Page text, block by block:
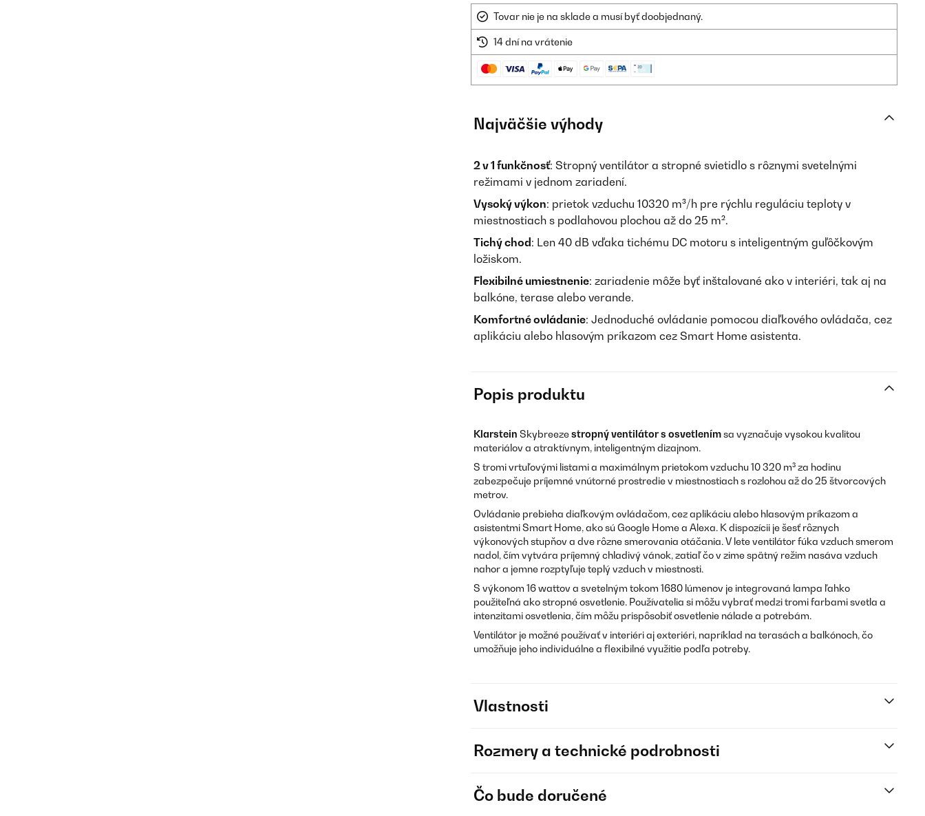
Tovar nie je na sklade a musí byť doobjednaný.
14 dní na vrátenie
Najväčšie výhody
2 v 1 funkčnosť: Stropný ventilátor a stropné svietidlo s rôznymi svetelnými
režimami v jednom zariadení.
Vysoký výkon: prietok vzduchu 10320 m³/h pre rýchlu reguláciu teploty v
miestnostiach s podlahovou plochou až do 25 m².
Tichý chod : Len 40 dB vďaka tichému DC motoru s inteligentným guľôčkovým
ložiskom.
Flexibilné umiestnenie: zariadenie môže byť inštalované ako v interiéri, tak aj na
balkóne, terase alebo verande.
Komfortné ovládanie: Jednoduché ovládanie pomocou diaľkového ovládača, cez
aplikáciu alebo hlasovým príkazom cez Smart Home asistenta.
Popis produktu
Klarstein Skybreezestropný ventilátor s osvetlenímsa vyznačuje vysokou kvalitou
materiálov a atraktívnym, inteligentným dizajnom.
S tromi vrtuľovými listami a maximálnym prietokom vzduchu 10 320 m³ za hodinu
zabezpečuje príjemné vnútorné prostredie v miestnostiach s rozlohou až do 25 štvorcových
metrov.
Ovládanie prebieha diaľkovým ovládačom, cez aplikáciu alebo hlasovým príkazom a
asistentmi Smart Home, ako sú Google Home a Alexa. K dispozícii je šesť rôznych
výkonových stupňov a dve rôzne smerovania otáčania. V lete ventilátor fúka vzduch smerom
nadol, čím vytvára príjemný chladivý vánok, zatiaľ čo v zime spätný režim nasáva vzduch
nahor a jemne rozptyľuje teplý vzduch v miestnosti.
S výkonom 16 wattov a svetelným tokom 1680 lúmenov je integrovaná lampa ľahko
použiteľná ako stropné osvetlenie. Používatelia si môžu vybrať medzi tromi farbami svetla a
intenzitami osvetlenia, čím môžu prispôsobiť osvetlenie nálade a potrebám.
Ventilátor je možné používať v interiéri aj exteriéri, napríklad na terasách a balkónoch, čo
umožňuje jeho individuálne a flexibilné využitie podľa potreby.
Vlastnosti
Rozmery a technické podrobnosti
Čo bude doručené